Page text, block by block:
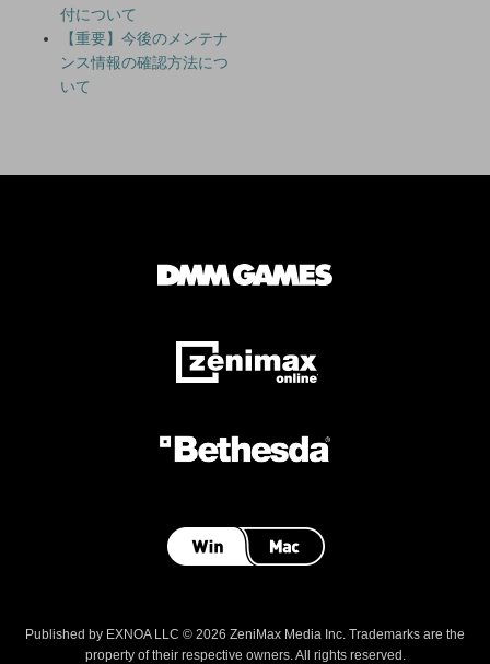
付について
【重要】今後のメンテナ
ンス情報の確認方法につ
いて
Published by EXNOA LLC © 2026 ZeniMax Media Inc. Trademarks are the
property of their respective owners. All rights reserved.